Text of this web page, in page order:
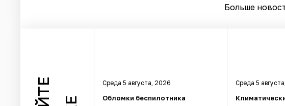
Больше
Среда 5 августа, 2026
Обломки беспилотника
Среда 5